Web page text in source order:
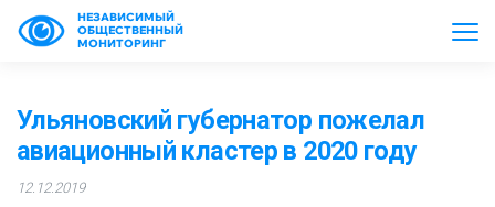
НЕЗАВИСИМЫЙ
ОБЩЕСТВЕННЫЙ
МОНИТОРИНГ
Ульяновский губернатор пожелал
авиационный кластер в 2020 году
12.12.2019